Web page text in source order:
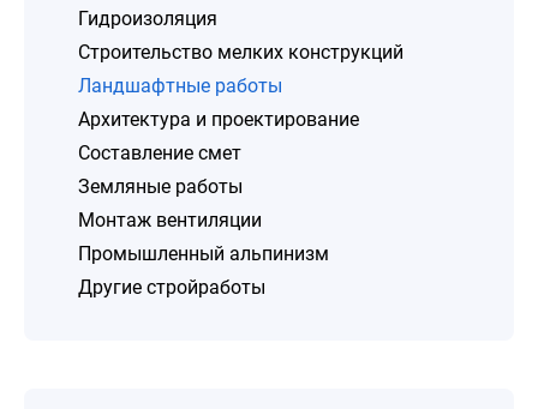
Гидроизоляция
Строительство мелких конструкций
Ландшафтные работы
Архитектура и проектирование
Составление смет
Земляные работы
Монтаж вентиляции
Промышленный альпинизм
Другие стройработы